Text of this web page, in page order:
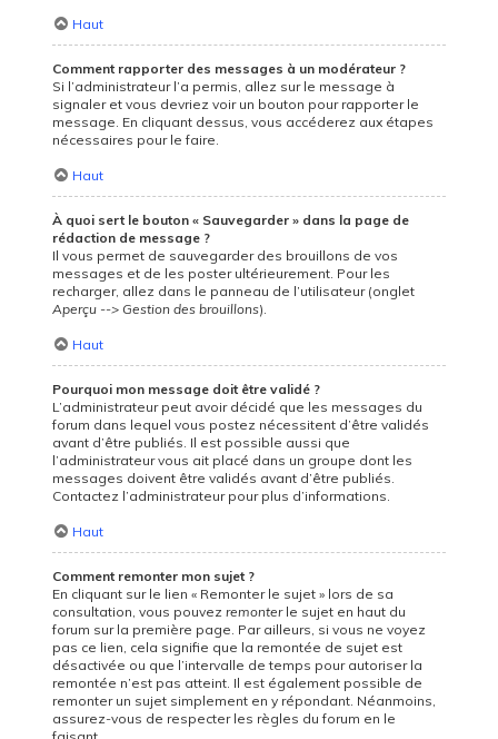
Haut
Comment rapporter des messages à un modérateur ?
Si l’administrateur l’a permis, allez sur le message à
signaler et vous devriez voir un bouton pour rapporter le
message. En cliquant dessus, vous accéderez aux étapes
nécessaires pour le faire.
Haut
À quoi sert le bouton « Sauvegarder » dans la page de
rédaction de message ?
Il vous permet de sauvegarder des brouillons de vos
messages et de les poster ultérieurement. Pour les
recharger, allez dans le panneau de l’utilisateur (onglet
Aperçu --> Gestion des brouillons).
Haut
Pourquoi mon message doit être validé ?
L’administrateur peut avoir décidé que les messages du
forum dans lequel vous postez nécessitent d’être validés
avant d’être publiés. Il est possible aussi que
l’administrateur vous ait placé dans un groupe dont les
messages doivent être validés avant d’être publiés.
Contactez l’administrateur pour plus d’informations.
Haut
Comment remonter mon sujet ?
En cliquant sur le lien « Remonter le sujet » lors de sa
consultation, vous pouvezremonterle sujet en haut du
forum sur la première page. Par ailleurs, si vous ne voyez
pas ce lien, cela signifie que la remontée de sujet est
désactivée ou que l’intervalle de temps pour autoriser la
remontée n’est pas atteint. Il est également possible de
remonter un sujet simplement en y répondant. Néanmoins,
assurez-vous de respecter les règles du forum en le